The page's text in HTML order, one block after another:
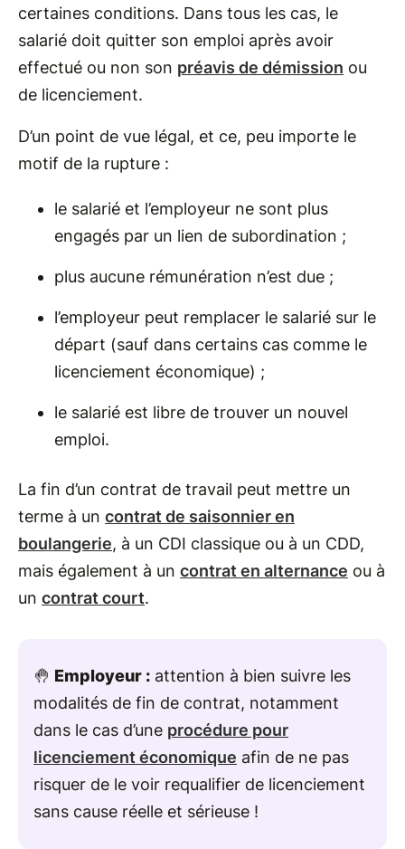
certaines conditions. Dans tous les cas, le
salarié doit quitter son emploi après avoir
effectué ou non son préavis de démission ou
de licenciement.
D’un point de vue légal, et ce, peu importe le
motif de la rupture :
le salarié et l’employeur ne sont plus
engagés par un lien de subordination ;
plus aucune rémunération n’est due ;
l’employeur peut remplacer le salarié sur le
départ (sauf dans certains cas comme le
licenciement économique) ;
le salarié est libre de trouver un nouvel
emploi.
La fin d’un contrat de travail peut mettre un
terme à un contrat de saisonnier en
boulangerie, à un CDI classique ou à un CDD,
mais également à un contrat en alternance ou à
un contrat court.
🤚 Employeur : attention à bien suivre les
modalités de fin de contrat, notamment
dans le cas d’une procédure pour
licenciement économique afin de ne pas
risquer de le voir requalifier de licenciement
sans cause réelle et sérieuse !